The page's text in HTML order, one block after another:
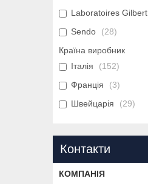
Laboratoires Gilbert
Sendo
28
Країна виробник
Італія
152
Франція
3
Швейцарія
29
Контакти